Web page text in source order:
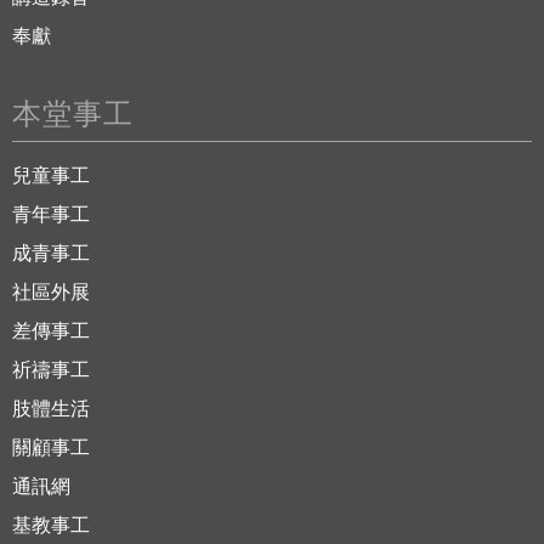
奉獻
本堂事工
兒童事工
青年事工
成青事工
社區外展
差傳事工
祈禱事工
肢體生活
關顧事工
通訊網
基教事工